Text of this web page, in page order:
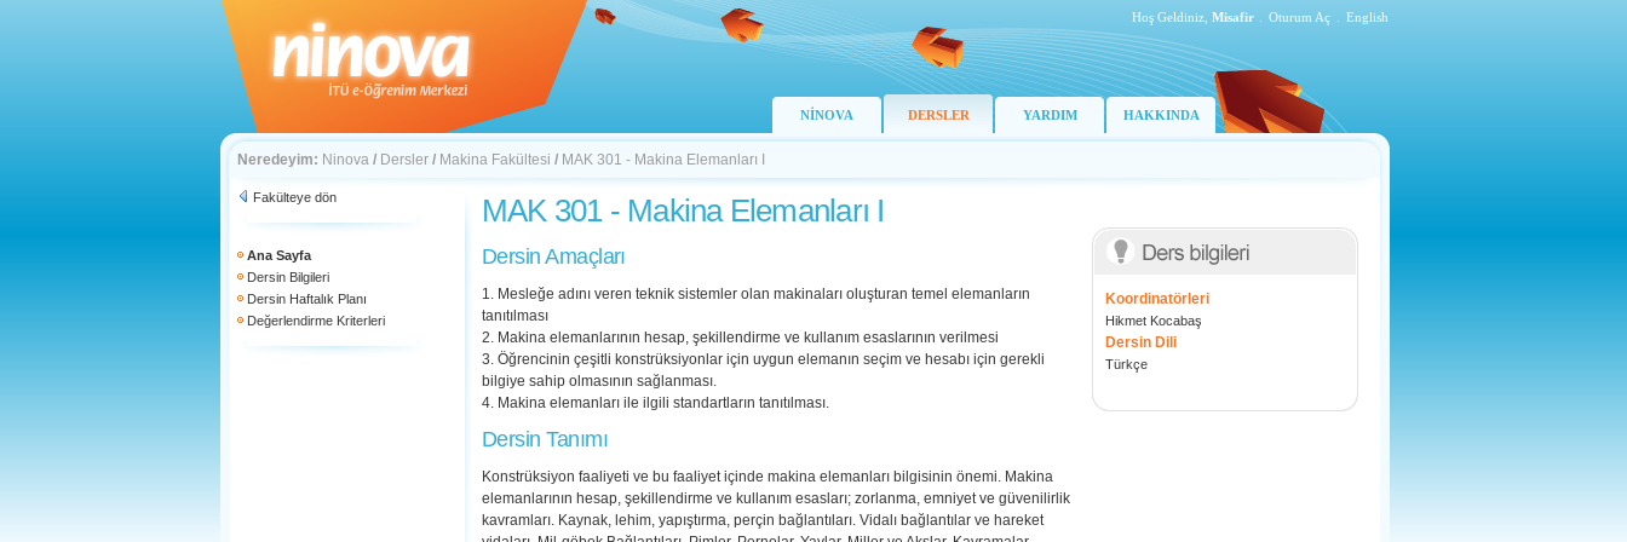
Hoş Geldiniz, Misafir Oturum Aç English
NİNOVA DERSLER YARDIM HAKKINDA
Neredeyim: Ninova / Dersler / Makina Fakültesi / MAK 301 - Makina Elemanları I
Fakülteye dön
Ana Sayfa
Dersin Bilgileri
Dersin Haftalık Planı
Değerlendirme Kriterleri
MAK 301 - Makina Elemanları I
Dersin Amaçları
1. Mesleğe adını veren teknik sistemler olan makinaları oluşturan temel elemanların
tanıtılması
2. Makina elemanlarının hesap, şekillendirme ve kullanım esaslarının verilmesi
3. Öğrencinin çeşitli konstrüksiyonlar için uygun elemanın seçim ve hesabı için gerekli
bilgiye sahip olmasının sağlanması.
4. Makina elemanları ile ilgili standartların tanıtılması.
Dersin Tanımı
Konstrüksiyon faaliyeti ve bu faaliyet içinde makina elemanları bilgisinin önemi. Makina
elemanlarının hesap, şekillendirme ve kullanım esasları; zorlanma, emniyet ve güvenilirlik
kavramları. Kaynak, lehim, yapıştırma, perçin bağlantıları. Vidalı bağlantılar ve hareket
Koordinatörleri
Hikmet Kocabaş
Dersin Dili
Türkçe